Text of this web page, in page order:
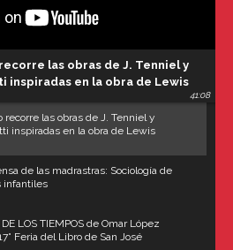
las obras de J. Tenniel y
inspiradas en la obra de Lewis
41:08
recorre las obras de J. Tenniel y
inspiradas en la obra de Lewis
de las madrastras: Sociología de
infantiles
LOS TIEMPOS de Omar López
Feria del Libro de San José